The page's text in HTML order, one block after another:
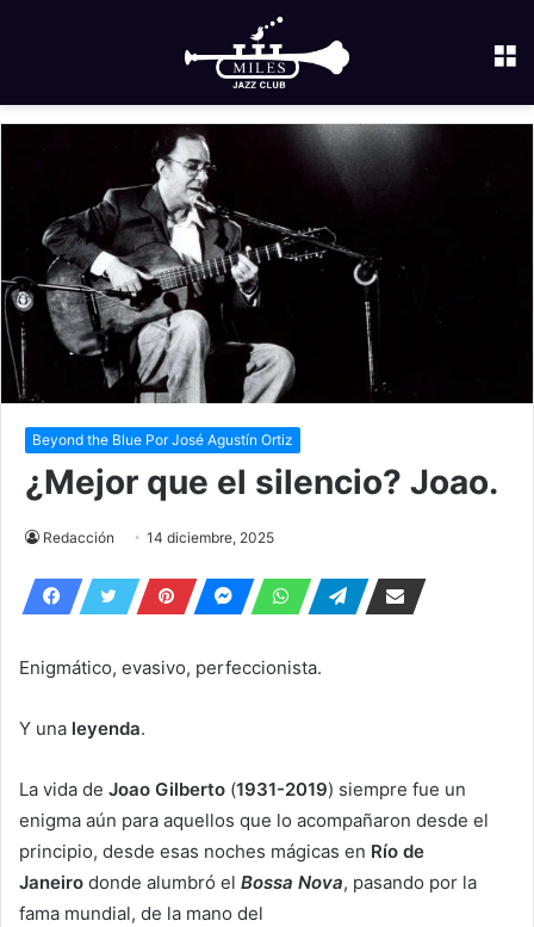
Beyond the Blue Por José Agustín Ortiz
¿Mejor que el silencio? Joao.
Redacción 14 diciembre, 2025
Enigmático, evasivo, perfeccionista.
Y una leyenda.
La vida de Joao Gilberto (1931-2019) siempre fue un
enigma aún para aquellos que lo acompañaron desde el
principio, desde esas noches mágicas en Río de
Janeiro donde alumbró el Bossa Nova, pasando por la
fama mundial, de la mano del